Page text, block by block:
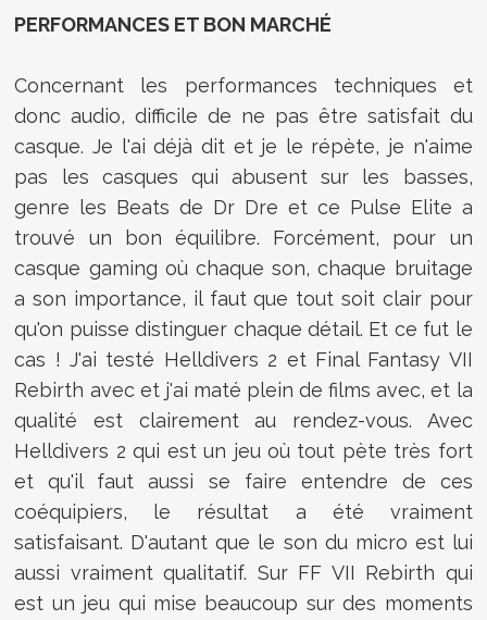
PERFORMANCES ET BON MARCHÉ
Concernant les performances techniques et
donc audio, difficile de ne pas être satisfait du
casque. Je l'ai déjà dit et je le répète, je n'aime
pas les casques qui abusent sur les basses,
genre les Beats de Dr Dre et ce Pulse Elite a
trouvé un bon équilibre. Forcément, pour un
casque gaming où chaque son, chaque bruitage
a son importance, il faut que tout soit clair pour
qu'on puisse distinguer chaque détail. Et ce fut le
cas ! J'ai testé Helldivers 2 et Final Fantasy VII
Rebirth avec et j'ai maté plein de films avec, et la
qualité est clairement au rendez-vous. Avec
Helldivers 2 qui est un jeu où tout pète très fort
et qu'il faut aussi se faire entendre de ces
coéquipiers, le résultat a été vraiment
satisfaisant. D'autant que le son du micro est lui
aussi vraiment qualitatif. Sur FF VII Rebirth qui
est un jeu qui mise beaucoup sur des moments